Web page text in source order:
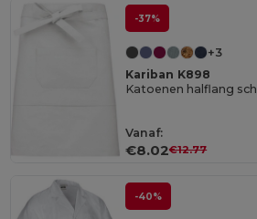
-37%
+3
Kariban K898
Katoenen halflang
Vanaf:
€8.02€12.77
-40%